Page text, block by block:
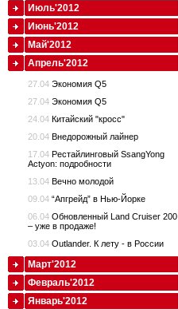
Июль'2012
Июнь'2012
Май'2012
Апрель'2012
27.04 Экономия Q5
27.04 Экономия Q5
24.04 Китайский "кросс"
20.04 Внедорожный лайнер
17.04 Рестайлинговый SsangYong
Actyon: подробности
13.04 Вечно молодой
09.04 “Апгрейд” в Нью-Йорке
06.04 Обновленный Land Cruiser 200
– уже в продаже!
03.04 Outlander. К лету - в России
Март'2012
Февраль'2012
Январь'2012